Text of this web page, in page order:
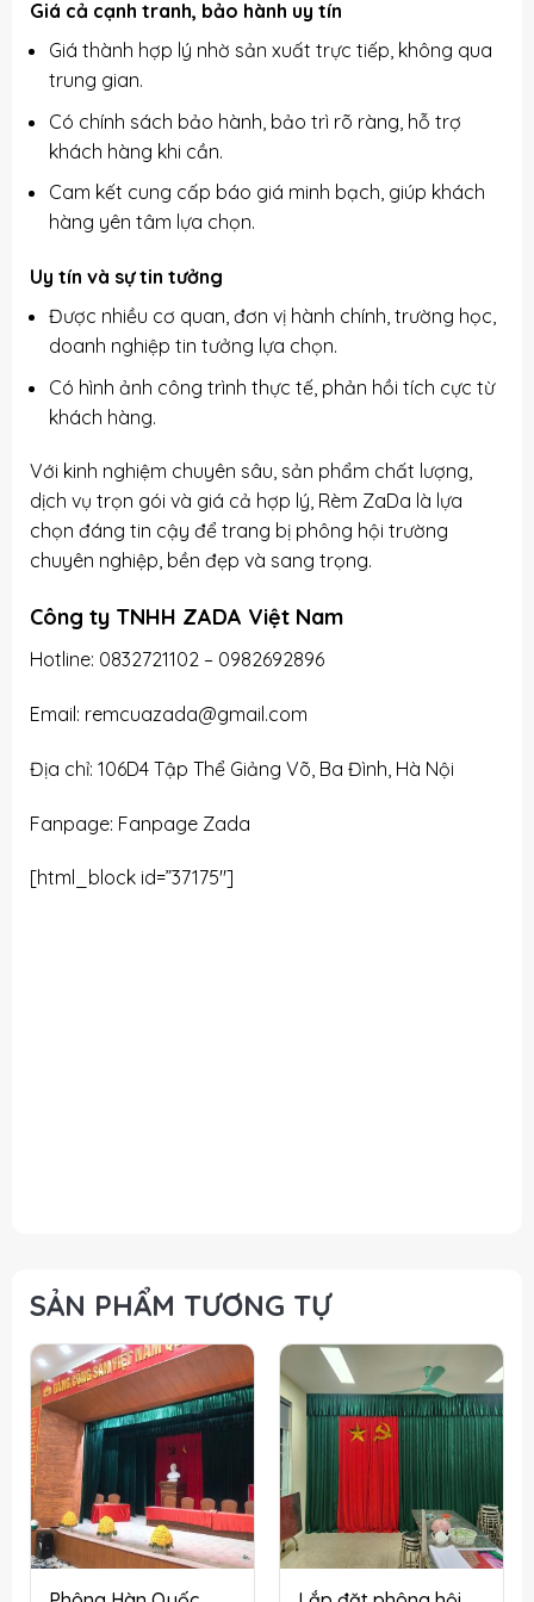
Giá cả cạnh tranh, bảo hành uy tín
Giá thành hợp lý nhờ sản xuất trực tiếp, không qua
trung gian.
Có chính sách bảo hành, bảo trì rõ ràng, hỗ trợ
khách hàng khi cần.
Cam kết cung cấp báo giá minh bạch, giúp khách
hàng yên tâm lựa chọn.
Uy tín và sự tin tưởng
Được nhiều cơ quan, đơn vị hành chính, trường học,
doanh nghiệp tin tưởng lựa chọn.
Có hình ảnh công trình thực tế, phản hồi tích cực từ
khách hàng.
Với kinh nghiệm chuyên sâu, sản phẩm chất lượng,
dịch vụ trọn gói và giá cả hợp lý, Rèm ZaDa là lựa
chọn đáng tin cậy để trang bị phông hội trường
chuyên nghiệp, bền đẹp và sang trọng.
Công ty TNHH ZADA Việt Nam
Hotline: 0832721102– 0982692896
Email: remcuazada@gmail.com
Địa chỉ: 106D4 Tập Thể Giảng Võ, Ba Đình, Hà Nội
Fanpage: Fanpage Zada
[html_block id=”37175″]
SẢN PHẨM TƯƠNG TỰ